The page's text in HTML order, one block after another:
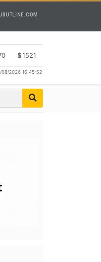
$1521
08/2026 16:45:52